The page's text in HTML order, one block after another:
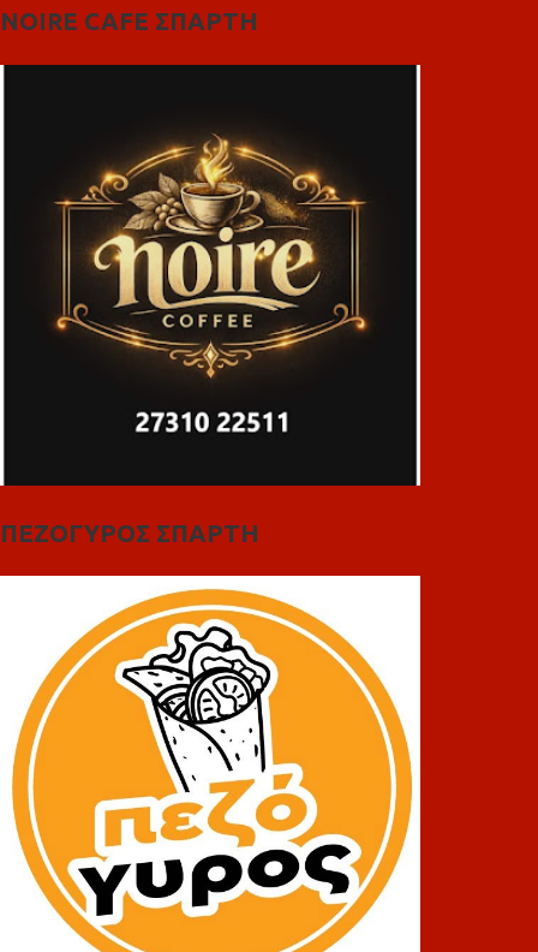
NOIRE CAFE ΣΠΑΡΤΗ
ΠΕΖΟΓΥΡΟΣ ΣΠΑΡΤΗ